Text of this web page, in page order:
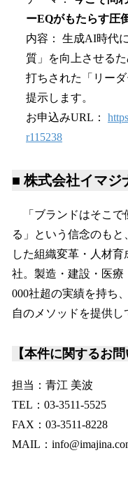
ーEQがもたらす圧
内容： 生成AI時代
質」を向上させる
打ちされた「リー
提示します。
お申込みURL：
r115238
■ 株式会社イマジ
「ブランドはそこで
る」という信念のも
した組織変革・人材
社。製造・建設・医療
000社超の実績を持ち
自のメソッドを提供し
【本件に関するお問
担当：青江 美波
TEL：03-3511-5525
FAX：03-3511-8228
MAIL：